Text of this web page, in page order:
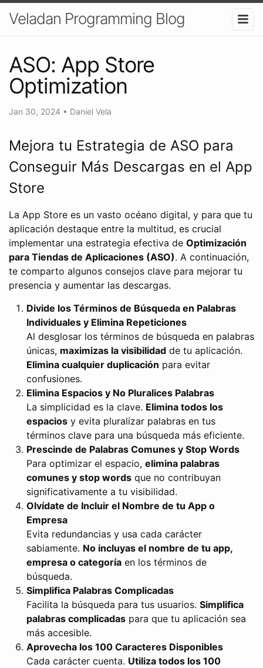
Veladan Programming Blog
ASO: App Store
Optimization
Jan 30, 2024 • Daniel Vela
Mejora tu Estrategia de ASO para
Conseguir Más Descargas en el App
Store
La App Store es un vasto océano digital, y para que tu
aplicación destaque entre la multitud, es crucial
implementar una estrategia efectiva de Optimización
para Tiendas de Aplicaciones (ASO). A continuación,
te comparto algunos consejos clave para mejorar tu
presencia y aumentar las descargas.
Divide los Términos de Búsqueda en Palabras
Individuales y Elimina Repeticiones
Al desglosar los términos de búsqueda en palabras
únicas, maximizas la visibilidad de tu aplicación.
Elimina cualquier duplicación para evitar
confusiones.
Elimina Espacios y No Pluralices Palabras
La simplicidad es la clave. Elimina todos los
espacios y evita pluralizar palabras en tus
términos clave para una búsqueda más eficiente.
Prescinde de Palabras Comunes y Stop Words
Para optimizar el espacio, elimina palabras
comunes y stop words que no contribuyan
significativamente a tu visibilidad.
Olvídate de Incluir el Nombre de tu App o
Empresa
Evita redundancias y usa cada carácter
sabiamente. No incluyas el nombre de tu app,
empresa o categoría en los términos de
búsqueda.
Simplifica Palabras Complicadas
Facilita la búsqueda para tus usuarios. Simplifica
palabras complicadas para que tu aplicación sea
más accesible.
Aprovecha los 100 Caracteres Disponibles
Cada carácter cuenta. Utiliza todos los 100